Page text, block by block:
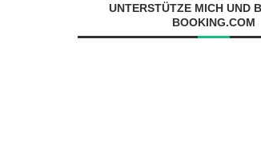
UNTERSTÜTZE MICH UND
BOOKING.COM